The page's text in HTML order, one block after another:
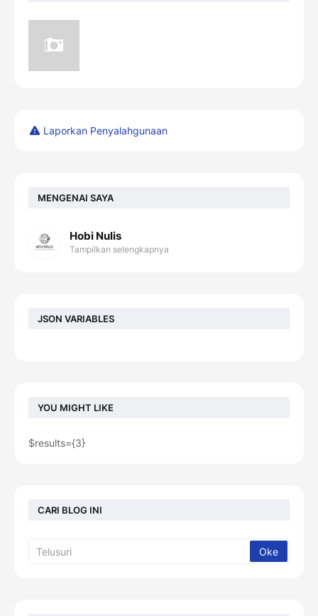
Laporkan Penyalahgunaan
MENGENAI SAYA
Hobi Nulis
Tampilkan selengkapnya
JSON VARIABLES
YOU MIGHT LIKE
$results={3}
CARI BLOG INI